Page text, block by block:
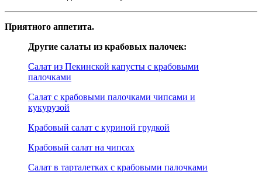
Приятного аппетита.
Другие салаты из крабовых палочек:
Салат из Пекинской капусты с крабовыми
палочками
Салат с крабовыми палочками чипсами и
кукурузой
Крабовый салат с куриной грудкой
Крабовый салат на чипсах
Салат в тарталетках с крабовыми палочками